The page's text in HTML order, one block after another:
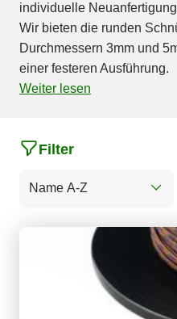
individuelle
Wir bieten die runden
Durchmessern 3mm und
einer festeren Ausführung.
Weiter lesen
Name A-Z
Filter